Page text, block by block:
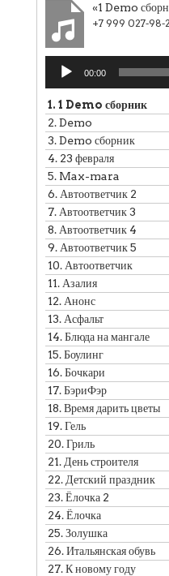
«1 Demo
+7 999 027-98-
Аудиоплеер
00:00
1. 1 Demo сборник
2.Demo
3.Demo сборник
4. 23 февраля
5. Max-mara
6. Автоответчик 2
7. Автоответчик 3
8. Автоответчик 4
9. Автоответчик 5
10. Автоответчик
11. Азалия
12. Анонс
13. Асфальт
14.Блюда на мангале
15.Боулинг
16.Бочкари
17.БэриФэр
18.Время дарить цветы
19.Гель
20.Гриль
21. День строителя
22. Детский праздник
23.Ёлочка 2
24.Ёлочка
25.Золушка
26.Итальянская обувь
27.К новому году